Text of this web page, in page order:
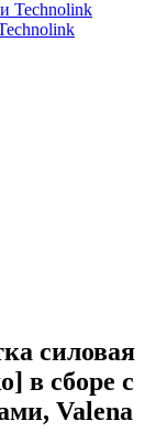
силовая
в сборе с
Valena